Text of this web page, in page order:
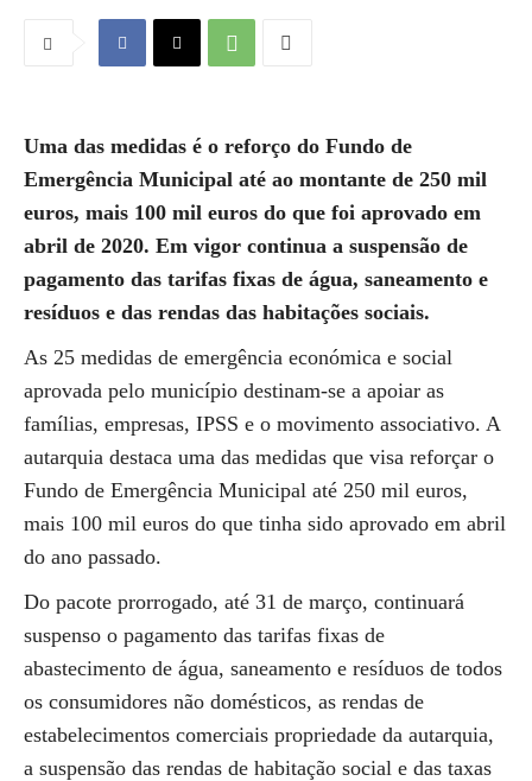
Uma das medidas é o reforço do Fundo de
Emergência Municipal até ao montante de 250 mil
euros, mais 100 mil euros do que foi aprovado em
abril de 2020. Em vigor continua a suspensão de
pagamento das tarifas fixas de água, saneamento e
resíduos e das rendas das habitações sociais.
As 25 medidas de emergência económica e social
aprovada pelo município destinam-se a apoiar as
famílias, empresas, IPSS e o movimento associativo. A
autarquia destaca uma das medidas que visa reforçar o
Fundo de Emergência Municipal até 250 mil euros,
mais 100 mil euros do que tinha sido aprovado em abril
do ano passado.
Do pacote prorrogado, até 31 de março, continuará
suspenso o pagamento das tarifas fixas de
abastecimento de água, saneamento e resíduos de todos
os consumidores não domésticos, as rendas de
estabelecimentos comerciais propriedade da autarquia,
a suspensão das rendas de habitação social e das taxas